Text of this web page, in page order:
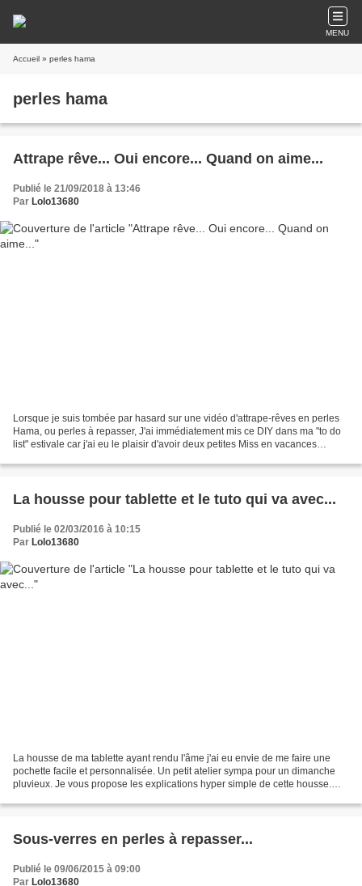
MENU
Accueil » perles hama
perles hama
Attrape rêve... Oui encore... Quand on aime...
Publié le 21/09/2018 à 13:46
Par Lolo13680
Lorsque je suis tombée par hasard sur une vidéo d'attrape-rêves en perles
Hama, ou perles à repasser, J'ai immédiatement mis ce DIY dans ma "to do
list" estivale car j'ai eu le plaisir d'avoir deux petites Miss en vacances
La housse pour tablette et le tuto qui va avec...
Publié le 02/03/2016 à 10:15
Par Lolo13680
La housse de ma tablette ayant rendu l'âme j'ai eu envie de me faire une
pochette facile et personnalisée. Un petit atelier sympa pour un dimanche
pluvieux. Je vous propose les explications hyper simple de cette housse.
Sous-verres en perles à repasser...
Publié le 09/06/2015 à 09:00
Par Lolo13680